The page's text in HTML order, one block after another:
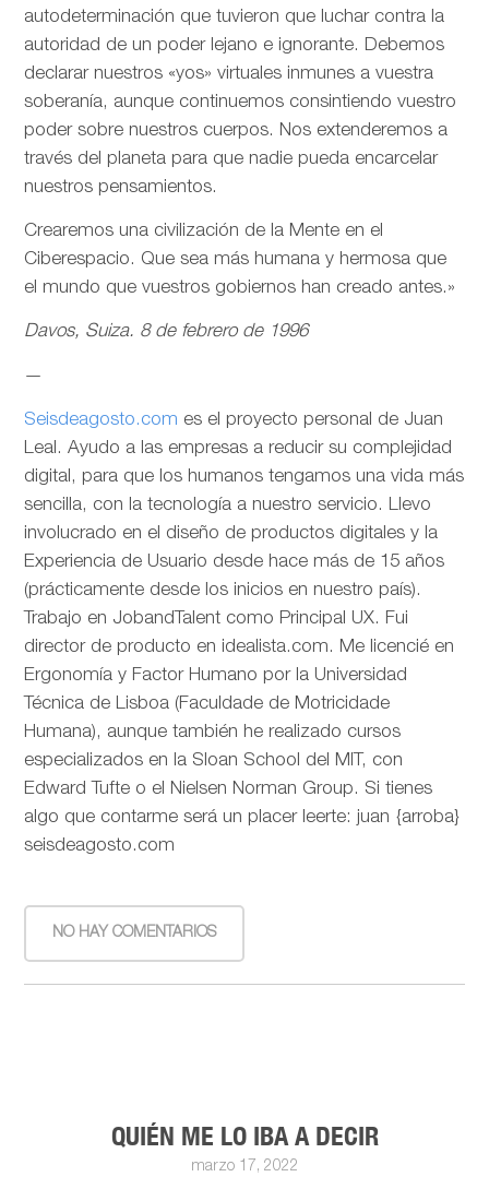
autodeterminación que tuvieron que luchar contra la
autoridad de un poder lejano e ignorante. Debemos
declarar nuestros «yos» virtuales inmunes a vuestra
soberanía, aunque continuemos consintiendo vuestro
poder sobre nuestros cuerpos. Nos extenderemos a
través del planeta para que nadie pueda encarcelar
nuestros pensamientos.
Crearemos una civilización de la Mente en el
Ciberespacio. Que sea más humana y hermosa que
el mundo que vuestros gobiernos han creado antes.»
Davos, Suiza. 8 de febrero de 1996
—
Seisdeagosto.com es el proyecto personal de Juan
Leal. Ayudo a las empresas a reducir su complejidad
digital, para que los humanos tengamos una vida más
sencilla, con la tecnología a nuestro servicio. Llevo
involucrado en el diseño de productos digitales y la
Experiencia de Usuario desde hace más de 15 años
(prácticamente desde los inicios en nuestro país).
Trabajo en JobandTalent como Principal UX. Fui
director de producto en idealista.com. Me licencié en
Ergonomía y Factor Humano por la Universidad
Técnica de Lisboa (Faculdade de Motricidade
Humana), aunque también he realizado cursos
especializados en la Sloan School del MIT, con
Edward Tufte o el Nielsen Norman Group. Si tienes
algo que contarme será un placer leerte: juan {arroba}
seisdeagosto.com
NO HAY COMENTARIOS
QUIÉN ME LO IBA A DECIR
marzo 17, 2022